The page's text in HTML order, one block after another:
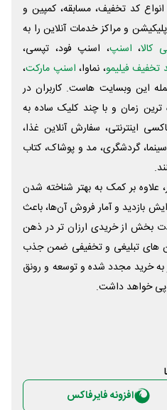
کد تخفیف، مسابقه، کمپین و
و مراکز خدمات آنلاین را به
کالا، اسنپ، اسنپ فود، تپسی،
تخفیف فیلیمو، نماوا، اسنپ مارکت،
این وبسایت ‌هاست. کاربران در
ترین زمان و با چند کلیک ساده به
اینترنتی، سفارش آنلاین غذا،
گردشگری، مد و پوشاک، کتاب
علاوه بر کمک به بهتر شناخته شدن
بازدید و آمار فروش آن‌ها، باعث
بخش از خریدی ارزان تر در ذهن
های تبلیغی و تخفیفی ضمن جذب
به خرید مجدد شده و توسعه و رونق
پی خواهد داشت.
افزونه فایرفاکس